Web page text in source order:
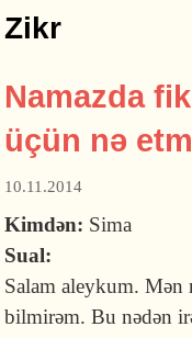
Zikr
Namazda
üçün nə
10.11.2014
Kimdən: Sima
Sual:
Salam aleykum. Mən
bilmirəm. Bu nədən